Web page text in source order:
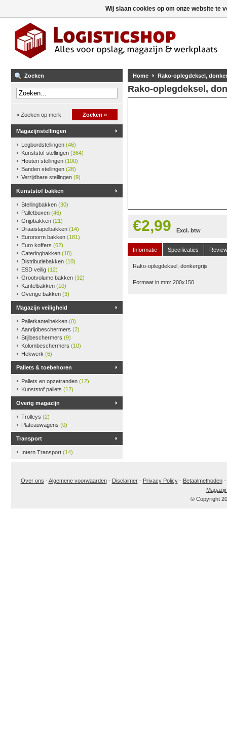
Zoeken
» Zoeken op merk Zoeken »
Magazijnstellingen
Legbordstellingen (46)
Kunststof stellingen (364)
Houten stellingen (100)
Banden stellingen (28)
Verrijdbare stellingen (9)
Kunststof bakken
Stellingbakken (30)
Palletboxen (46)
Grijpbakken (21)
Draaistapelbakken (14)
Euronorm bakken (181)
Euro koffers (62)
Cateringbakken (18)
Distributiebakken (10)
ESD veilig (12)
Grootvolume bakken (32)
Kantelbakken (10)
Overige bakken (3)
Magazijn veiligheid
Palletkantelhekken (0)
Aanrijdbeschermers (2)
Stijlbeschermers (9)
Kolombeschermers (10)
Hekwerk (6)
Pallets & toebehoren
Pallets en opzetranden (12)
Kunststof pallets (12)
Overig magazijn
Trolleys (2)
Plateauwagens (0)
Transport
Intern Transport (14)
Home Rako-oplegdeksel,
Rako-oplegdeksel,
€2,99 Excl. btw
Informatie Specificaties
Rako-oplegdeksel, donkergrijs
Formaat in mm: 200x150
Over ons -Algemene voorwaarden- Disclaimer- Privacy Policy- Betaalmethoden-
© Copyright
Wij slaan cookies op om onze website te